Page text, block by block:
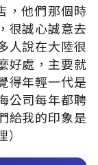
，他們那個時
很誠心誠意去
人說在大陸很
好處，主要就
得年輕一代是
公司每年都聘
給我的印象是